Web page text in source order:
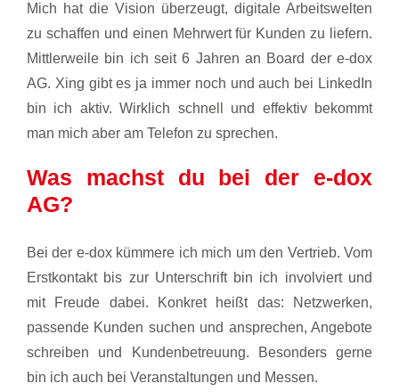
Mich hat die Vision überzeugt, digitale Arbeitswelten
zu schaffen und einen Mehrwert für Kunden zu liefern.
Mittlerweile bin ich seit 6 Jahren an Board der e-dox
AG. Xing gibt es ja immer noch und auch bei LinkedIn
bin ich aktiv. Wirklich schnell und effektiv bekommt
man mich aber am Telefon zu sprechen.
Was machst du bei der e-dox
AG?
Bei der e-dox kümmere ich mich um den Vertrieb. Vom
Erstkontakt bis zur Unterschrift bin ich involviert und
mit Freude dabei. Konkret heißt das: Netzwerken,
passende Kunden suchen und ansprechen, Angebote
schreiben und Kundenbetreuung. Besonders gerne
bin ich auch bei Veranstaltungen und Messen.